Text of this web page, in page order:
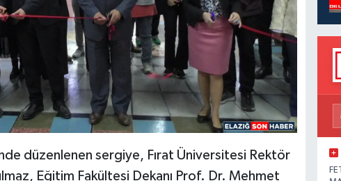
düzenlenen sergiye, Fırat Üniversitesi Rektör
Eğitim Fakültesi Dekanı Prof. Dr. Mehmet